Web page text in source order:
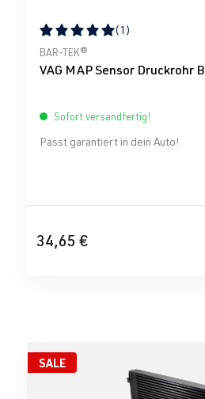
Durchschnittliche Bewertung
(1)
BAR-TEK®
VAG MAP Sensor Druckrohr
Sofort versandfertig!
Passt garantiert in dein Auto!
34,65 €
SALE